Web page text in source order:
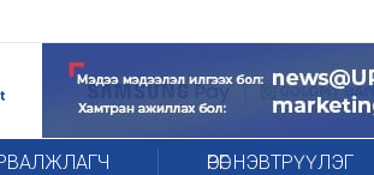
ӨРӨГ НЭВТРҮҮЛЭГ